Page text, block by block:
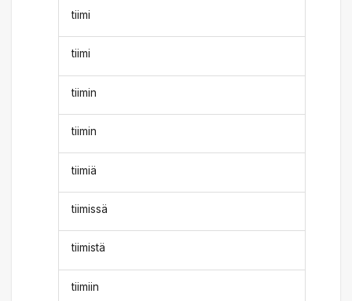
tiimi
tiimi
tiimin
tiimin
tiimiä
tiimissä
tiimistä
tiimiin